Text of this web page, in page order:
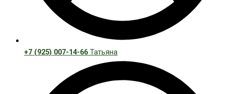
+7 (925) 007-14-66 Татьяна